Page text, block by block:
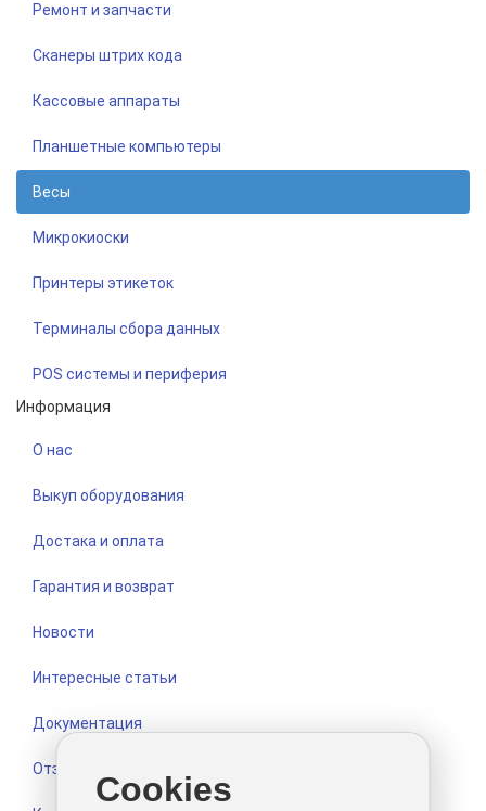
Ремонт и запчасти
Сканеры штрих кода
Кассовые аппараты
Планшетные компьютеры
Весы
Микрокиоски
Принтеры этикеток
Терминалы сбора данных
POS системы и периферия
Информация
О нас
Выкуп оборудования
Достака и оплата
Гарантия и возврат
Новости
Интересные статьи
Документация
Отзывы
Cookies